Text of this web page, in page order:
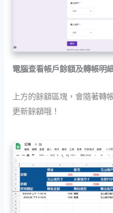
電腦查看帳戶餘額及轉帳明
上方的餘額區塊，會隨著轉
更新餘額哦！